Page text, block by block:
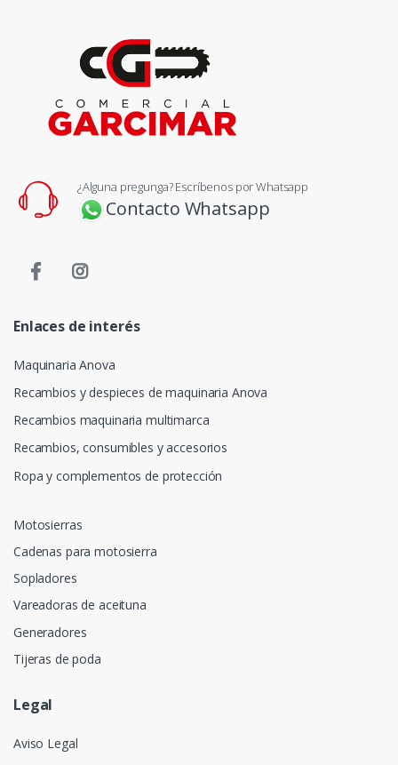
¿Alguna pregunga? Escríbenos por Whatsapp
Contacto Whatsapp
Enlaces de interés
Maquinaria Anova
Recambios y despieces de maquinaria Anova
Recambios maquinaria multimarca
Recambios, consumibles y accesorios
Ropa y complementos de protección
Motosierras
Cadenas para motosierra
Sopladores
Vareadoras de aceituna
Generadores
Tijeras de poda
Legal
Aviso Legal